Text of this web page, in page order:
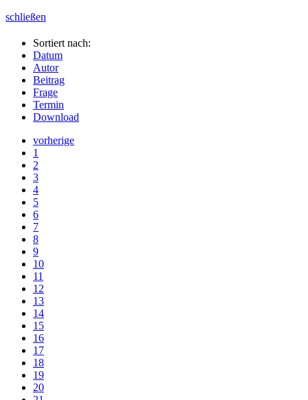
schließen
Sortiert nach:
Datum
Autor
Beitrag
Frage
Termin
Download
vorherige
1
2
3
4
5
6
7
8
9
10
11
12
13
14
15
16
17
18
19
20